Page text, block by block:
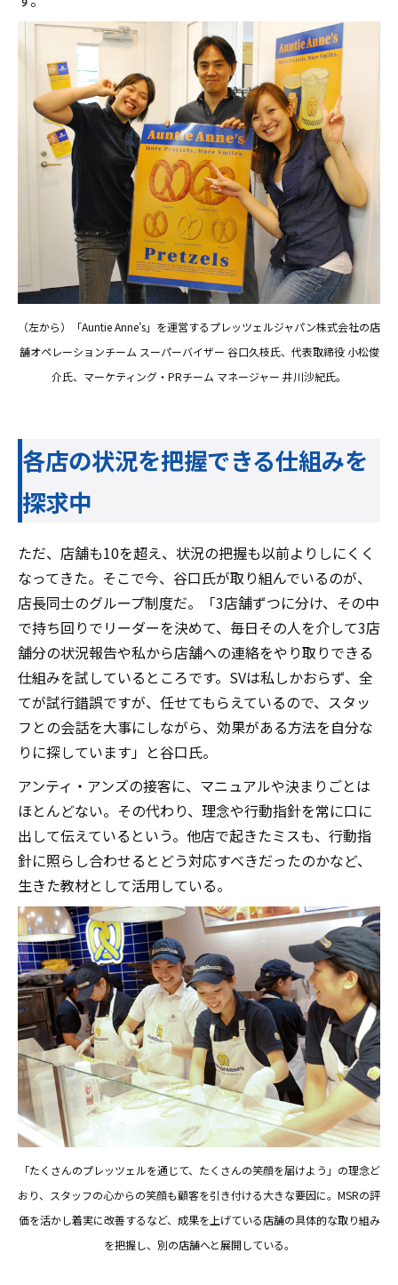
（左から）「Auntie Anne’s」を運営するプレッツェルジャパン株式会社の店
舗オペレーションチーム スーパーバイザー 谷口久枝氏、代表取締役 小松俊
介氏、マーケティング・PRチーム マネージャー 井川沙紀氏。
各店の状況を把握できる仕組みを
探求中
ただ、店舗も10を超え、状況の把握も以前よりしにくく
なってきた。そこで今、谷口氏が取り組んでいるのが、
店長同士のグループ制度だ。「3店舗ずつに分け、その中
で持ち回りでリーダーを決めて、毎日その人を介して3店
舗分の状況報告や私から店舗への連絡をやり取りできる
仕組みを試しているところです。SVは私しかおらず、全
てが試行錯誤ですが、任せてもらえているので、スタッ
フとの会話を大事にしながら、効果がある方法を自分な
りに探しています」と谷口氏。
アンティ・アンズの接客に、マニュアルや決まりごとは
ほとんどない。その代わり、理念や行動指針を常に口に
出して伝えているという。他店で起きたミスも、行動指
針に照らし合わせるとどう対応すべきだったのかなど、
生きた教材として活用している。
「たくさんのプレッツェルを通じて、たくさんの笑顔を届けよう」の理念ど
おり、スタッフの心からの笑顔も顧客を引き付ける大きな要因に。MSRの評
価を活かし着実に改善するなど、成果を上げている店舗の具体的な取り組み
を把握し、別の店舗へと展開している。